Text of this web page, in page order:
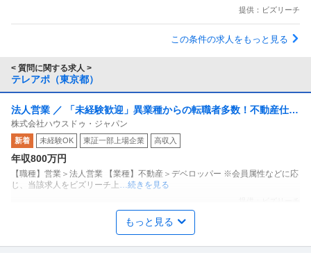
提供：ビズリーチ
この条件の求人をもっと見る
< 質問に関する求人 >
テレアポ（東京都）
法人営業 ／ 「未経験歓迎」異業種からの転職者多数！不動産仕入
れ営業職（BtoB）東証プライム上場グループ残業月平均10h未
満・年休128日以上可
株式会社ハウスドゥ・ジャパン
新着 未経験OK 東証一部上場企業 高収入
年収800万円
【職種】営業＞法人営業 【業種】不動産＞デベロッパー ※会員属性などに応
じ、当該求人をビズリーチ上 …続きを見る
キャリアコンサルタント・キャリアカウンセラー ／ 「ウェディン
グ／ブライダル業界との親和性あり」 両面キャリアアドバイザー
株式会社プレックス
もっと見る